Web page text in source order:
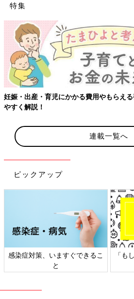
特集
【ワクチン接種できるものも】妊婦の
連載一覧へ
ピックアップ
日本外来小児科学会リーフレッ
ト検討会
六